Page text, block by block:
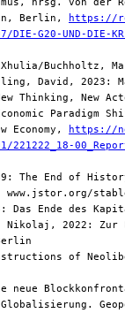
Berlin,
https://
G20-UND-DIE-
Buchholtz,
David, 2023:
Thinking, New
Paradigm
Economy,
https://
The End of
Das Ende des
Nikolaj, 2022: Zur
of
neue